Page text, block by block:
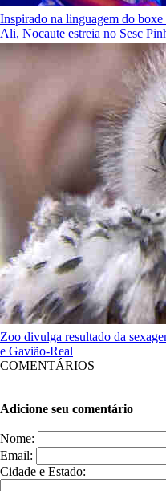
Inspirado na linguagem do
Ali, Nocaute estreia no Sesc
Zoo divulga resultado da
e Gavião-Real
COMENTÁRIOS
Adicione seu comentário
Nome:
Email:
Cidade e Estado: